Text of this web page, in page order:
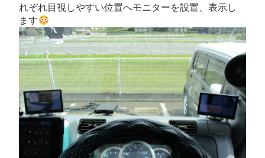
れぞれ目視しやすい位置へモニターを設置、表示し
ます